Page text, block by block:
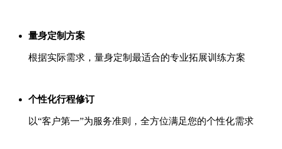
量身定制方案
根据实际需求，量身定制最适合的专业拓展训练方案
个性化行程修订
以“客户第一”为服务准则，全方位满足您的个性化需求